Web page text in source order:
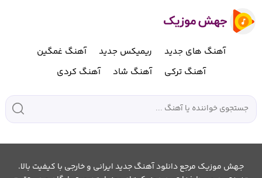
آهنگ های جدید ریمیکس جدید
آهنگ غمگین
آهنگ ترکی
آهنگ شاد آهنگ کردی
جهش موزیک مرجع دانلود آهنگ جدید ایرانی و خارجی با کیفیت بالا.